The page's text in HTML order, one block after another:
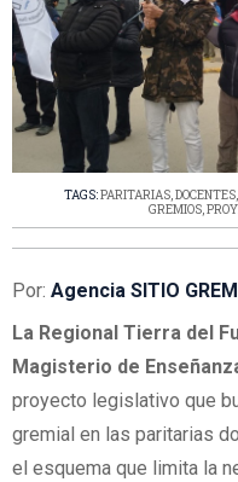
TAGS:PARITARIAS,DOCENTES,
GREMIOS,
Por: Agencia SITIO
La Regional Tierra del
Magisterio de
proyecto legislativo que
gremial en las paritarias
el esquema que limita la